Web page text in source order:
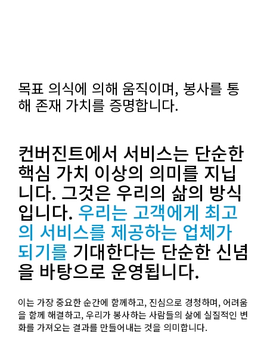
목표 의식에 의해 움직이며, 봉사를 통
해 존재 가치를 증명합니다.
컨버진트에서 서비스는 단순한
핵심 가치 이상의 의미를 지닙
니다. 그것은 우리의 삶의 방식
입니다. 우리는 고객에게 최고
의 서비스를 제공하는 업체가
되기를 기대한다는 단순한 신념
을 바탕으로 운영됩니다.
이는 가장 중요한 순간에 함께하고, 진심으로 경청하며, 어려움
을 함께 해결하고, 우리가 봉사하는 사람들의 삶에 실질적인 변
화를 가져오는 결과를 만들어내는 것을 의미합니다.